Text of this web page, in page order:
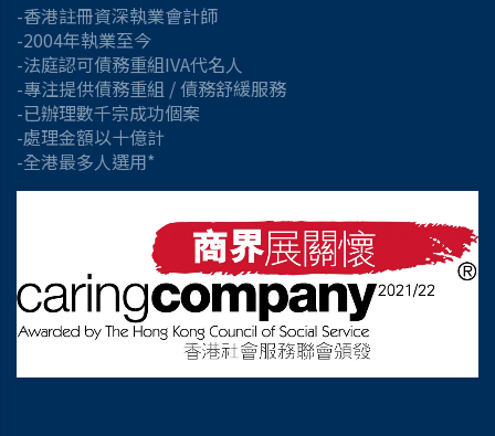
-香港註冊資深執業會計師
-2004年執業至今
-法庭認可債務重組IVA代名人
-專注提供債務重組 / 債務舒緩服務
-已辦理數千宗成功個案
-處理金額以十億計
-全港最多人選用*